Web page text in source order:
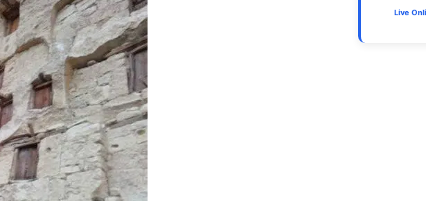
Live